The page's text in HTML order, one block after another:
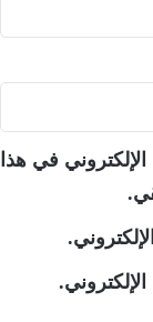
في هذا